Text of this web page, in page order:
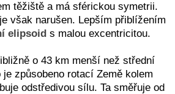
těžiště a má sférickou symetrii.
však narušen. Lepším přiblížením
elipsoid s malou excentricitou.
o 43 km menší než střední
způsobeno rotací Země kolem
odstředivou sílu. Ta směřuje od